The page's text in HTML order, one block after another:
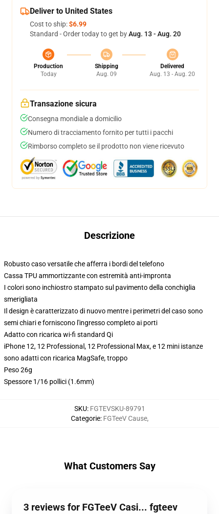
Deliver to United States
Cost to ship:$6.99
Standard - Order today to get byAug. 13 - Aug. 20
Production
Today
Shipping
Aug. 09
Delivered
Aug. 13 - Aug. 20
Transazione sicura
Consegna mondiale a domicilio
Numero di tracciamento fornito per tutti i pacchi
Rimborso completo se il prodotto non viene ricevuto
Descrizione
Robusto caso versatile che afferra i bordi del telefono
Cassa TPU ammortizzante con estremità anti-impronta
I colori sono inchiostro stampato sul pavimento della conchiglia
smerigliata
Il design è caratterizzato di nuovo mentre i perimetri del caso sono
semi chiari e forniscono l'ingresso completo ai porti
Adatto con ricarica wi-fi standard Qi
iPhone 12, 12 Professional, 12 Professional Max, e 12 mini istanze
sono adatti con ricarica MagSafe, troppo
Peso 26g
Spessore 1/16 pollici (1.6mm)
SKU: FGTEVSKU-89791
Categorie: FGTeeV Cause,
What Customers Say
3 reviews for FGTeeV Casi... fgteev